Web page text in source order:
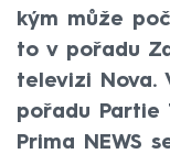
kým může
to v pořadu
televizi Nova.
pořadu Partie
Prima NEWS